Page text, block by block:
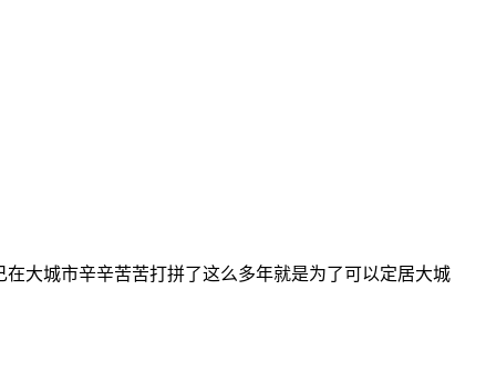
大城市辛辛苦苦打拼了这么多年就是为了可以定居大城